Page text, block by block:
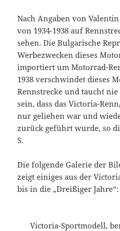
Nach Angaben von
von 1934-1938 auf
sehen. Die Bulgarische
Werbezwecken dieses
importiert um Motorrad-
1938 verschwindet dieses
Rennstrecke und taucht
sein, dass das Victoria-
nur geliehen war und
zurück geführt wurde, so
S.
Die folgende Galerie der
zeigt einiges aus der
bis in die „Dreißiger Jahre“:
Victoria-Sportmodell,